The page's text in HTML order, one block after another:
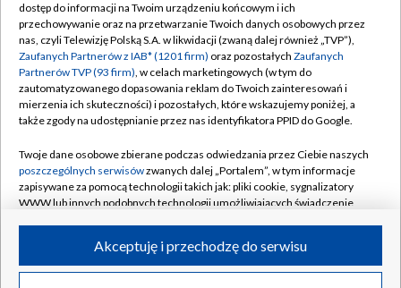
Abonament TVP
Emisja w TVP
Centrum informacji TVP
Naziemna Telewizja Cyfrowa
Rada Programowa
System NOS
Informacje o nadawcy
Program dla prasy
Regulamin TVP
Polityka prywatności
Moje zgody
Pomoc
Kontakt
Kanały
©2026 Telewizja Polska S.A. w likwidacji
dostęp do informacji na Twoim urządzeniu końcowym i ich
przechowywanie oraz na przetwarzanie Twoich danych osobowych przez
nas, czyli Telewizję Polską S.A. w likwidacji (zwaną dalej również „TVP”),
Zaufanych Partnerów z IAB* (1201 firm) oraz pozostałych Zaufanych
Partnerów TVP (93 firm), w celach marketingowych (w tym do
zautomatyzowanego dopasowania reklam do Twoich zainteresowań i
mierzenia ich skuteczności) i pozostałych, które wskazujemy poniżej, a
także zgody na udostępnianie przez nas identyfikatora PPID do Google.
Twoje dane osobowe zbierane podczas odwiedzania przez Ciebie naszych
poszczególnych serwisówzwanych dalej „Portalem”, w tym informacje
zapisywane za pomocą technologii takich jak: pliki cookie, sygnalizatory
WWW lub innych podobnych technologii umożliwiających świadczenie
ruchu w Internecie.Akceptuję i przechodzę do serwisu